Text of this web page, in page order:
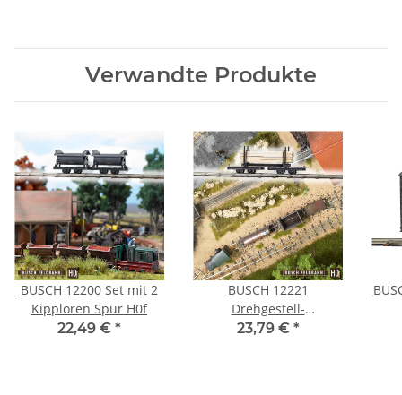
Verwandte Produkte
BUSCH 12200 Set mit 2
Kipploren Spur H0f
22,49 € *
BUSCH 12221
Drehgestell-
Rungenwagen mit
23,79 € *